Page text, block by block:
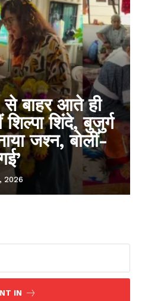
बाहर आते ही
शिंदे, बुजुर्ग
जश्न, बोलीं-
2026
IN